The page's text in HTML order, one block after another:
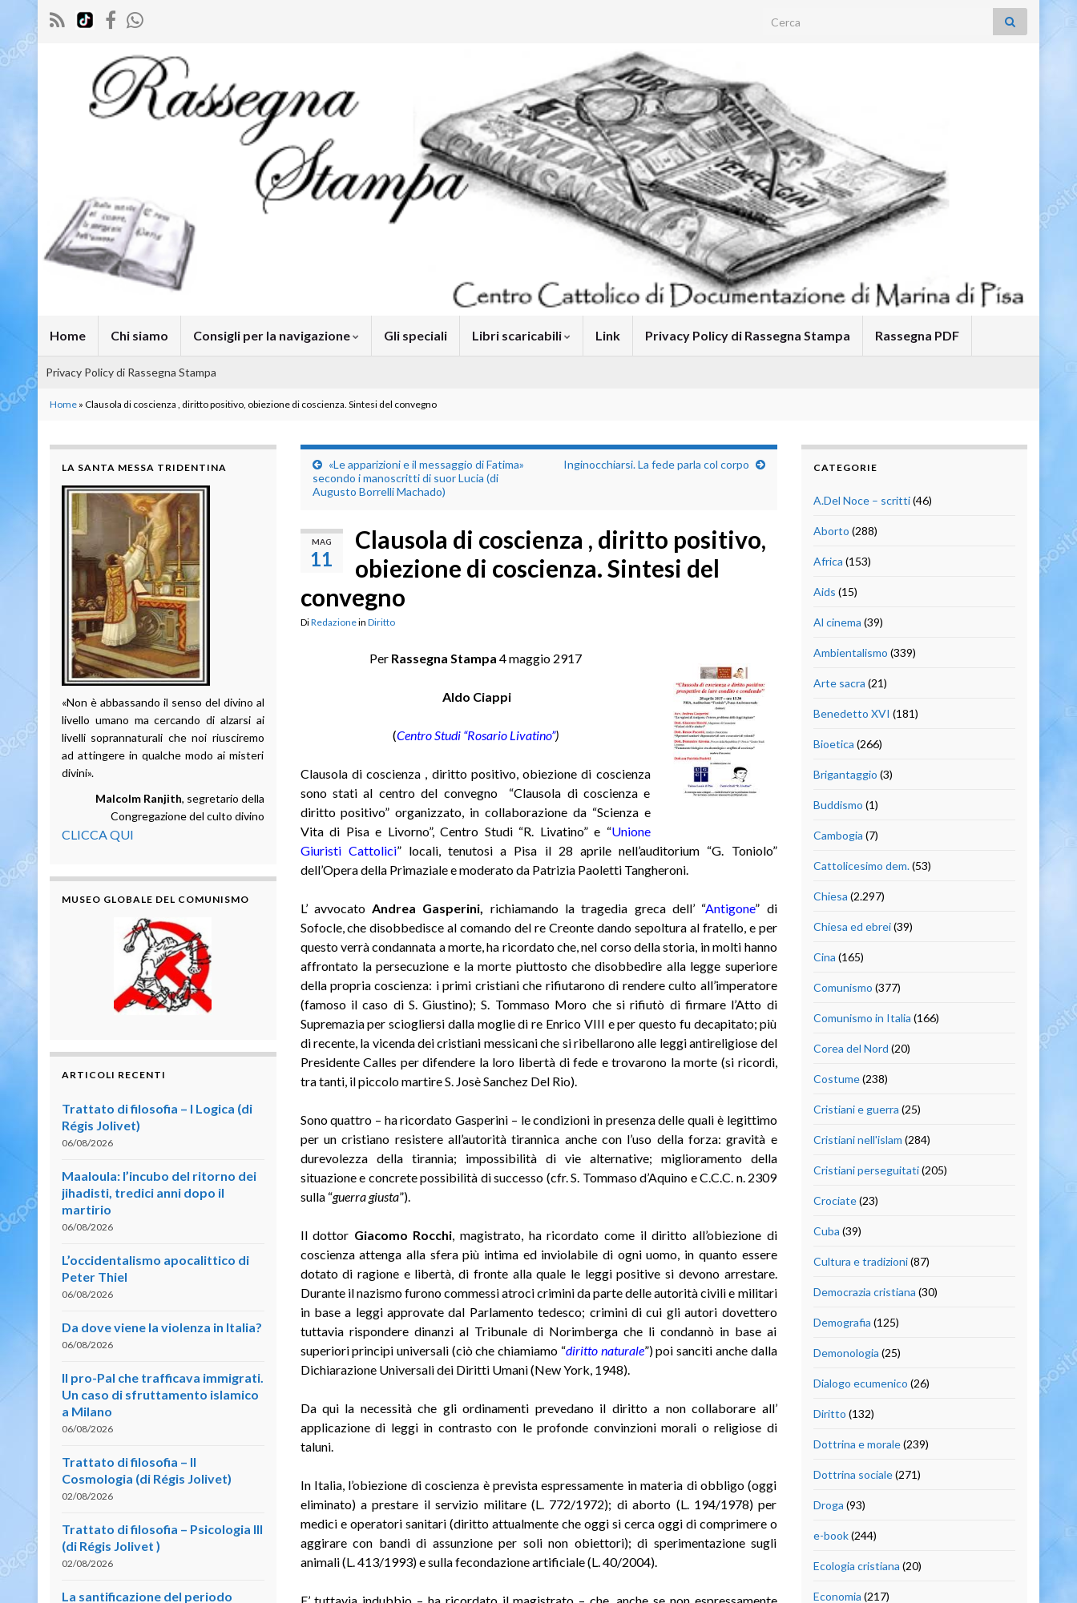
Search for:
Home Chi siamo Consigli per la navigazione Gli speciali Libri scaricabili Link Privacy Policy di Rassegna Stampa Rassegna PDF
Privacy Policy di Rassegna Stampa
Home » Clausola di coscienza , diritto positivo, obiezione di coscienza. Sintesi del convegno
«Le apparizioni e il messaggio di Fatima»
secondo i manoscritti di suor Lucia (di
Augusto Borrelli Machado)
Inginocchiarsi. La fede parla col corpo
MAG
11
Clausola di coscienza , diritto positivo,
obiezione di coscienza. Sintesi del
convegno
DiRedazionein Diritto
PerRassegna Stampa 4 maggio 2917
Aldo Ciappi
(Centro Studi “Rosario Livatino”)
Clausola di coscienza , diritto positivo, obiezione di coscienza
sono stati al centro del convegno “Clausola di coscienza e
diritto positivo” organizzato, in collaborazione da “Scienza e
Vita di Pisa e Livorno”, Centro Studi “R. Livatino” e “Unione
Giuristi Cattolici” locali, tenutosi a Pisa il 28 aprile nell’auditorium “G. Toniolo”
dell’Opera della Primaziale e moderato da Patrizia Paoletti Tangheroni.
L’ avvocatoAndrea Gasperini, richiamando la tragedia greca dell’ “Antigone” di
Sofocle, che disobbedisce al comando del re Creonte dando sepoltura al fratello, e per
questo verrà condannata a morte, ha ricordato che, nel corso della storia, in molti hanno
affrontato la persecuzione e la morte piuttosto che disobbedire alla legge superiore
della propria coscienza: i primi cristiani che rifiutarono di rendere culto all’imperatore
(famoso il caso di S. Giustino); S. Tommaso Moro che si rifiutò di firmare l’Atto di
Supremazia per sciogliersi dalla moglie di re Enrico VIII e per questo fu decapitato; più
di recente, la vicenda dei cristiani messicani che si ribellarono alle leggi antireligiose del
Presidente Calles per difendere la loro libertà di fede e trovarono la morte (si ricordi,
tra tanti, il piccolo martire S. Josè Sanchez Del Rio).
Sono quattro – ha ricordato Gasperini – le condizioni in presenza delle quali è legittimo
per un cristiano resistere all’autorità tirannica anche con l’uso della forza: gravità e
durevolezza della tirannia; impossibilità di vie alternative; miglioramento della
situazione e concrete possibilità di successo (cfr. S. Tommaso d’Aquino e C.C.C. n. 2309
sulla “guerra giusta”).
Il dottor Giacomo Rocchi , magistrato, ha ricordato come il diritto all’obiezione di
coscienza attenga alla sfera più intima ed inviolabile di ogni uomo, in quanto essere
dotato di ragione e libertà, di fronte alla quale le leggi positive si devono arrestare.
Durante il nazismo furono commessi atroci crimini da parte delle autorità civili e militari
in base a leggi approvate dal Parlamento tedesco; crimini di cui gli autori dovettero
tuttavia rispondere dinanzi al Tribunale di Norimberga che li condannò in base ai
superiori principi universali (ciò che chiamiamo “diritto naturale”) poi sanciti anche dalla
Dichiarazione Universali dei Diritti Umani (New York, 1948).
Da qui la necessità che gli ordinamenti prevedano il diritto a non collaborare all’
applicazione di leggi in contrasto con le profonde convinzioni morali o religiose di
taluni.
In Italia, l’obiezione di coscienza è prevista espressamente in materia di obbligo (oggi
eliminato) a prestare il servizio militare (L. 772/1972); di aborto (L. 194/1978) per
medici e operatori sanitari (diritto attualmente che oggi si cerca oggi di comprimere o
aggirare con bandi di assunzione per soli non obiettori); di sperimentazione sugli
animali (L. 413/1993) e sulla fecondazione artificiale (L. 40/2004).
E’ tuttavia indubbio – ha ricordato il magistrato – che, anche se non espressamente
LA SANTA MESSA TRIDENTINA
«Non è abbassando il senso del divino al
livello umano ma cercando di alzarsi ai
livelli soprannaturali che noi riusciremo
ad attingere in qualche modo ai misteri
divini».
Malcolm Ranjith, segretario della
Congregazione del culto divino
CLICCA QUI
MUSEO GLOBALE DEL COMUNISMO
ARTICOLI RECENTI
Trattato di filosofia – I Logica (di
Régis Jolivet)
06/08/2026
Maaloula: l’incubo del ritorno dei
jihadisti, tredici anni dopo il
martirio
06/08/2026
L’occidentalismo apocalittico di
Peter Thiel
06/08/2026
Da dove viene la violenza in Italia?
06/08/2026
Il pro-Pal che trafficava immigrati.
Un caso di sfruttamento islamico
a Milano
06/08/2026
Trattato di filosofia – II
Cosmologia (di Régis Jolivet)
02/08/2026
Trattato di filosofia – Psicologia III
(di Régis Jolivet )
02/08/2026
La santificazione del periodo
CATEGORIE
A.Del Noce – scritti(46)
Aborto (288)
Africa (153)
Aids (15)
Al cinema (39)
Ambientalismo (339)
Arte sacra (21)
Benedetto XVI (181)
Bioetica (266)
Brigantaggio (3)
Buddismo (1)
Cambogia (7)
Cattolicesimo dem.(53)
Chiesa (2.297)
Chiesa ed ebrei(39)
Cina (165)
Comunismo (377)
Comunismo in Italia (166)
Corea del Nord (20)
Costume(238)
Cristiani e guerra (25)
Cristiani nell'islam (284)
Cristiani perseguitati(205)
Crociate(23)
Cuba (39)
Cultura e tradizioni(87)
Democrazia cristiana (30)
Demografia (125)
Demonologia (25)
Dialogo ecumenico (26)
Diritto (132)
Dottrina e morale(239)
Dottrina sociale(271)
Droga (93)
e-book(244)
Ecologia cristiana (20)
Economia (217)